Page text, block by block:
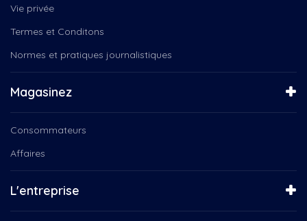
Vie privée
Termes et Conditons
Normes et pratiques journalistiques
Magasinez
Consommateurs
Affaires
L'entreprise